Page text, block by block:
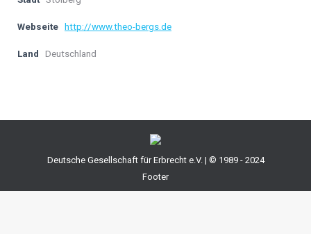
Webseite http://www.theo-bergs.de
Land Deutschland
Deutsche Gesellschaft für Erbrecht e.V. | © 1989 - 2024
Footer